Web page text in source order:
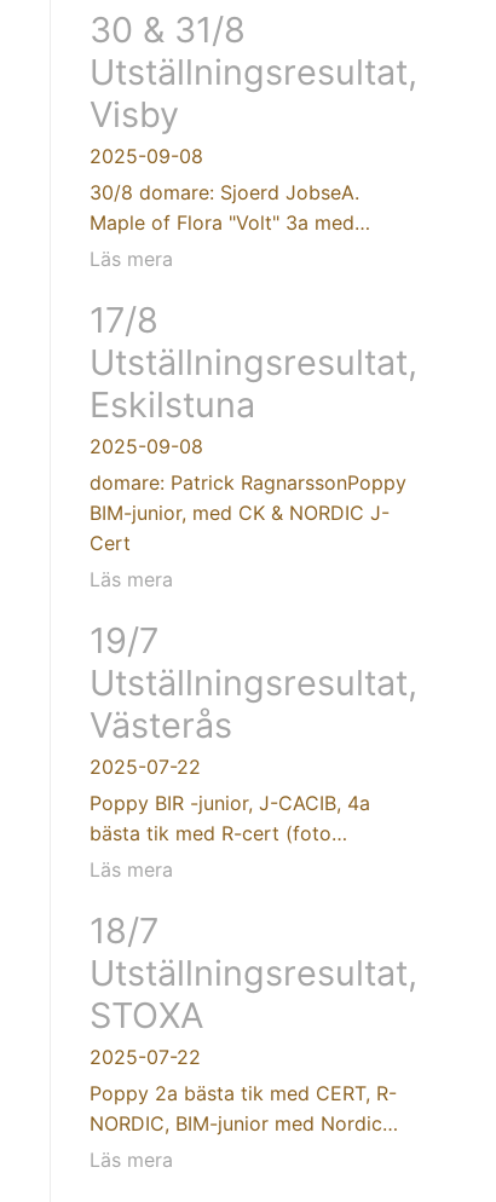
30 & 31/8
Utställningsresultat,
Visby
2025-09-08
30/8 domare: Sjoerd JobseA.
Maple of Flora "Volt" 3a med…
Läs mera
17/8
Utställningsresultat,
Eskilstuna
2025-09-08
domare: Patrick RagnarssonPoppy
BIM-junior, med CK & NORDIC J-
Cert
Läs mera
19/7
Utställningsresultat,
Västerås
2025-07-22
Poppy BIR -junior, J-CACIB, 4a
bästa tik med R-cert (foto…
Läs mera
18/7
Utställningsresultat,
STOXA
2025-07-22
Poppy 2a bästa tik med CERT, R-
NORDIC, BIM-junior med Nordic…
Läs mera